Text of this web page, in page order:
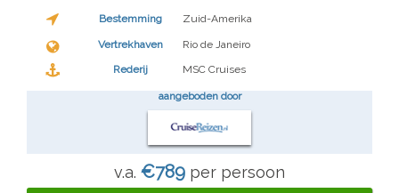
Bestemming Zuid-Amerika
Vertrekhaven Rio de Janeiro
Rederij MSC Cruises
aangeboden door
v.a. €789 per persoon